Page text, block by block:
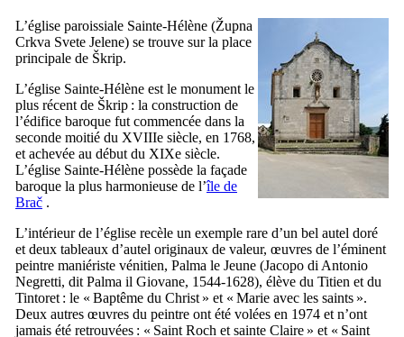
L’église paroissiale Sainte-Hélène (Župna
Crkva Svete Jelene) se trouve sur la place
principale de Škrip.
L’église Sainte-Hélène est le monument le
plus récent de Škrip : la construction de
l’édifice baroque fut commencée dans la
seconde moitié du XVIIIe siècle, en 1768,
et achevée au début du XIXe siècle.
L’église Sainte-Hélène possède la façade
baroque la plus harmonieuse de l’île de
Brač .
L’intérieur de l’église recèle un exemple rare d’un bel autel doré
et deux tableaux d’autel originaux de valeur, œuvres de l’éminent
peintre maniériste vénitien, Palma le Jeune (Jacopo di Antonio
Negretti, dit Palma il Giovane, 1544-1628), élève du Titien et du
Tintoret : le « Baptême du Christ » et « Marie avec les saints ».
Deux autres œuvres du peintre ont été volées en 1974 et n’ont
jamais été retrouvées : « Saint Roch et sainte Claire » et « Saint